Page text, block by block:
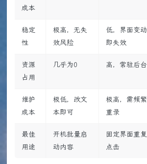
成本
稳定
性
极高，无失
效风险
低，界面变动
即失效
资源
占用
几乎为0 高，常驻后台
维护
成本
极低，改文
本即可
极高，需频繁
重录
最佳
用途
开机批量启
动内容
固定界面重复
点击